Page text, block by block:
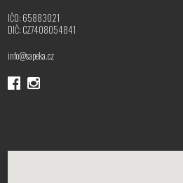
IČO: 65883021
DIČ: CZ7408054841
info@sapeka.cz